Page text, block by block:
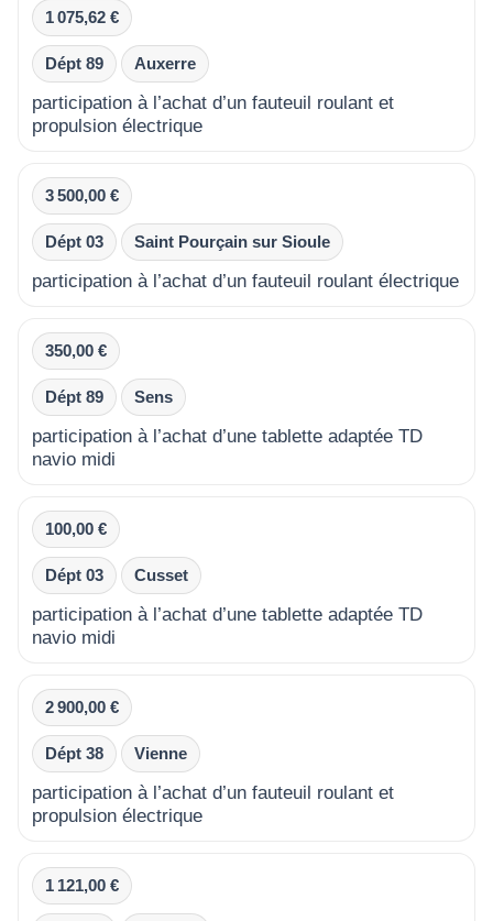
1 075,62 €
Dépt 89 Auxerre
participation à l’achat d’un fauteuil roulant et
propulsion électrique
3 500,00 €
Dépt 03 Saint Pourçain sur Sioule
participation à l’achat d’un fauteuil roulant électrique
350,00 €
Dépt 89 Sens
participation à l’achat d’une tablette adaptée TD
navio midi
100,00 €
Dépt 03 Cusset
participation à l’achat d’une tablette adaptée TD
navio midi
2 900,00 €
Dépt 38 Vienne
participation à l’achat d’un fauteuil roulant et
propulsion électrique
1 121,00 €